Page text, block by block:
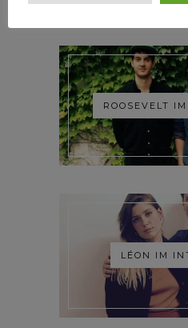
ROOSEVELT
LÉON IM